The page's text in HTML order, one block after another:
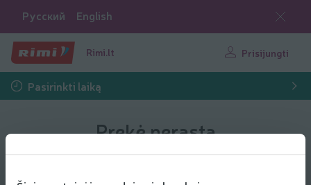
Русский English
Rimi.lt Prisijungti
Pasirinkti laiką
Prekė nerasta
Deja, tokios prekės nerandame. Jos neturime
arba neteisingai įvedėte pavadinimą